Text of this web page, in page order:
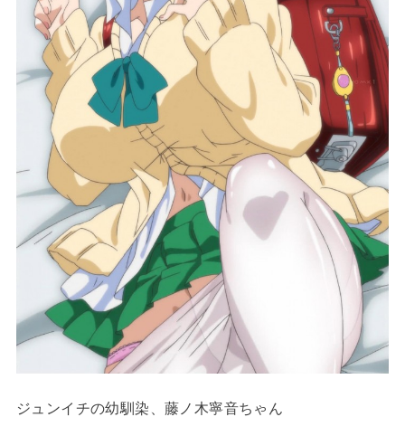
ジュンイチの幼馴染、藤ノ木寧音ちゃん